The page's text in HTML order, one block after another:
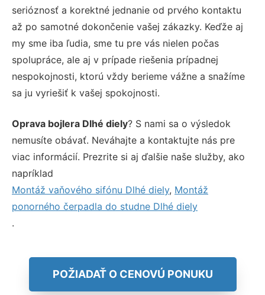
serióznosť a korektné jednanie od prvého kontaktu
až po samotné dokončenie vašej zákazky. Keďže aj
my sme iba ľudia, sme tu pre vás nielen počas
spolupráce, ale aj v prípade riešenia prípadnej
nespokojnosti, ktorú vždy berieme vážne a snažíme
sa ju vyriešiť k vašej spokojnosti.
Oprava bojlera Dlhé diely? S nami sa o výsledok
nemusíte obávať. Neváhajte a kontaktujte nás pre
viac informácií. Prezrite si aj ďalšie naše služby, ako
napríklad
Montáž vaňového sifónu Dlhé diely, Montáž
ponorného čerpadla do studne Dlhé diely
.
POŽIADAŤ O CENOVÚ PONUKU